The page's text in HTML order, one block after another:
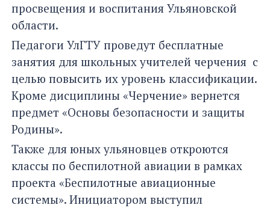
просвещения и воспитания Ульяновской
области.
Педагоги УлГТУ проведут бесплатные
занятия для школьных учителей черчения с
целью повысить их уровень классификации.
Кроме дисциплины «Черчение» вернется
предмет «Основы безопасности и защиты
Родины».
Также для юных ульяновцев откроются
классы по беспилотной авиации в рамках
проекта «Беспилотные авиационные
системы». Инициатором выступил